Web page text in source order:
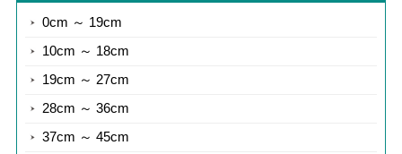
0cm ～ 19cm
10cm ～ 18cm
19cm ～ 27cm
28cm ～ 36cm
37cm ～ 45cm